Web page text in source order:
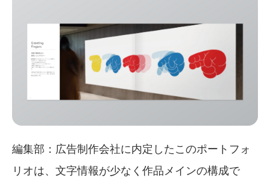
編集部：広告制作会社に内定したこのポートフォ
リオは、文字情報が少なく作品メインの構成で